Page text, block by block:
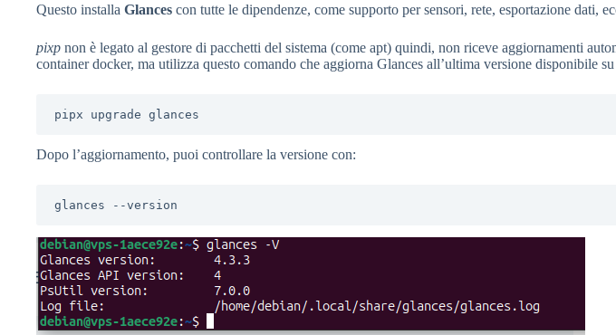
Questo installa Glances con tutte le dipendenze, come supporto per sensori, rete, esportazione dati,
pixp non è legato al gestore di pacchetti del sistema (come apt) quindi, non riceve aggiornamenti
container docker, ma utilizza questo comando che aggiorna Glances all’ultima versione disponibile
pipx upgrade glances
Dopo l’aggiornamento, puoi controllare la versione con:
glances --version